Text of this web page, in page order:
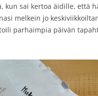
sai kertoa äidille, että
melkein jo
parhaimpia päivän